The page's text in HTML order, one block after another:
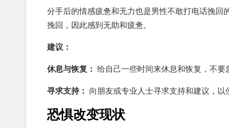
分手后的情感疲惫和无力也是男性不敢打电话挽
挽回，因此感到无助和疲惫。
建议：
休息与恢复： 给自己一些时间来休息和恢复，不要
寻求支持： 向朋友或专业人士寻求支持和建议，以
恐惧改变现状